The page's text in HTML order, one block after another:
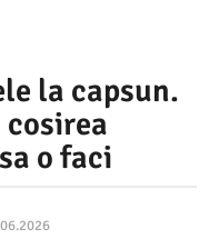
la capsun.
cosirea
o faci